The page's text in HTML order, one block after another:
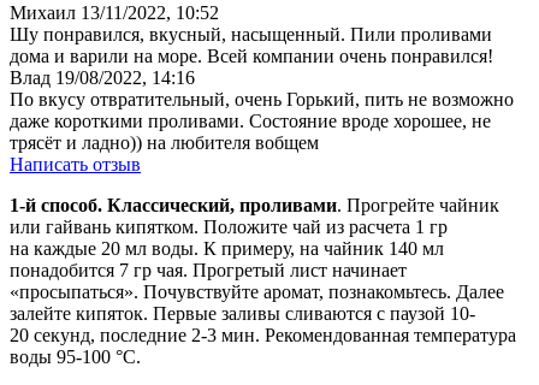
Михаил 13/11/2022, 10:52
Шу понравился, вкусный, насыщенный. Пили проливами
дома и варили на море. Всей компании очень понравился!
Влад 19/08/2022, 14:16
По вкусу отвратительный, очень Горький, пить не возможно
даже короткими проливами. Состояние вроде хорошее, не
трясёт и ладно)) на любителя вобщем
Написать отзыв
1-й способ. Классический, проливами. Прогрейте чайник
или гайвань кипятком. Положите чай из расчета 1 гр
на каждые 20 мл воды. К примеру, на чайник 140 мл
понадобится 7 гр чая. Прогретый лист начинает
«просыпаться». Почувствуйте аромат, познакомьтесь. Далее
залейте кипяток. Первые заливы сливаются с паузой 10-
20 секунд, последние 2-3 мин. Рекомендованная температура
воды 95-100 °С.